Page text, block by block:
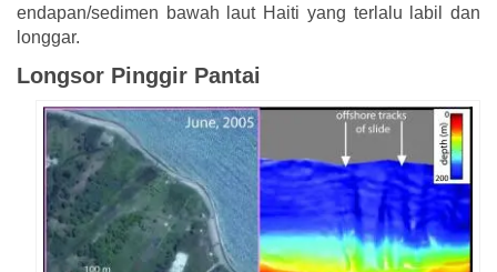
endapan/sedimen bawah laut Haiti yang terlalu labil dan
longgar.
Longsor Pinggir Pantai